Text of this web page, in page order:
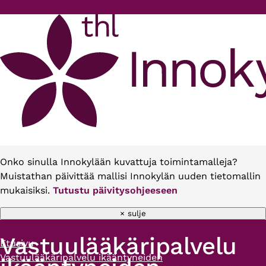
Onko sinulla Innokylään kuvattuja toimintamalleja?
Muistathan päivittää mallisi Innokylän uuden tietomallin
mukaisiksi. Tutustu päivitysohjeeseen
× sulje
Murupolku
Etusivu
Vastuulääkäripalvelu ikääntyneiden
Vastuulääkäripalvelu